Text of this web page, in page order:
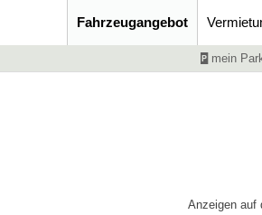
Fahrzeugangebot
mein
Anzeigen auf